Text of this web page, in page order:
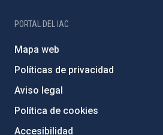
PORTAL DEL IAC
Mapa web
Políticas de privacidad
Aviso legal
Política de cookies
Accesibilidad